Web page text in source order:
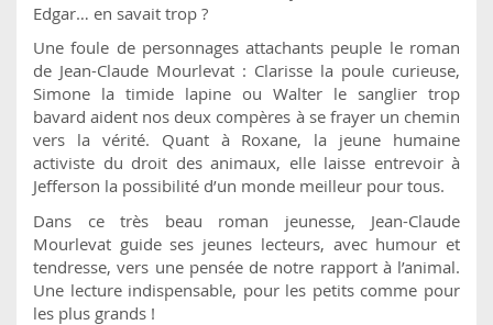
Edgar… en savait trop ?
Une foule de personnages attachants peuple le roman
de Jean-Claude Mourlevat : Clarisse la poule curieuse,
Simone la timide lapine ou Walter le sanglier trop
bavard aident nos deux compères à se frayer un chemin
vers la vérité. Quant à Roxane, la jeune humaine
activiste du droit des animaux, elle laisse entrevoir à
Jefferson la possibilité d’un monde meilleur pour tous.
Dans ce très beau roman jeunesse, Jean-Claude
Mourlevat guide ses jeunes lecteurs, avec humour et
tendresse, vers une pensée de notre rapport à l’animal.
Une lecture indispensable, pour les petits comme pour
les plus grands !